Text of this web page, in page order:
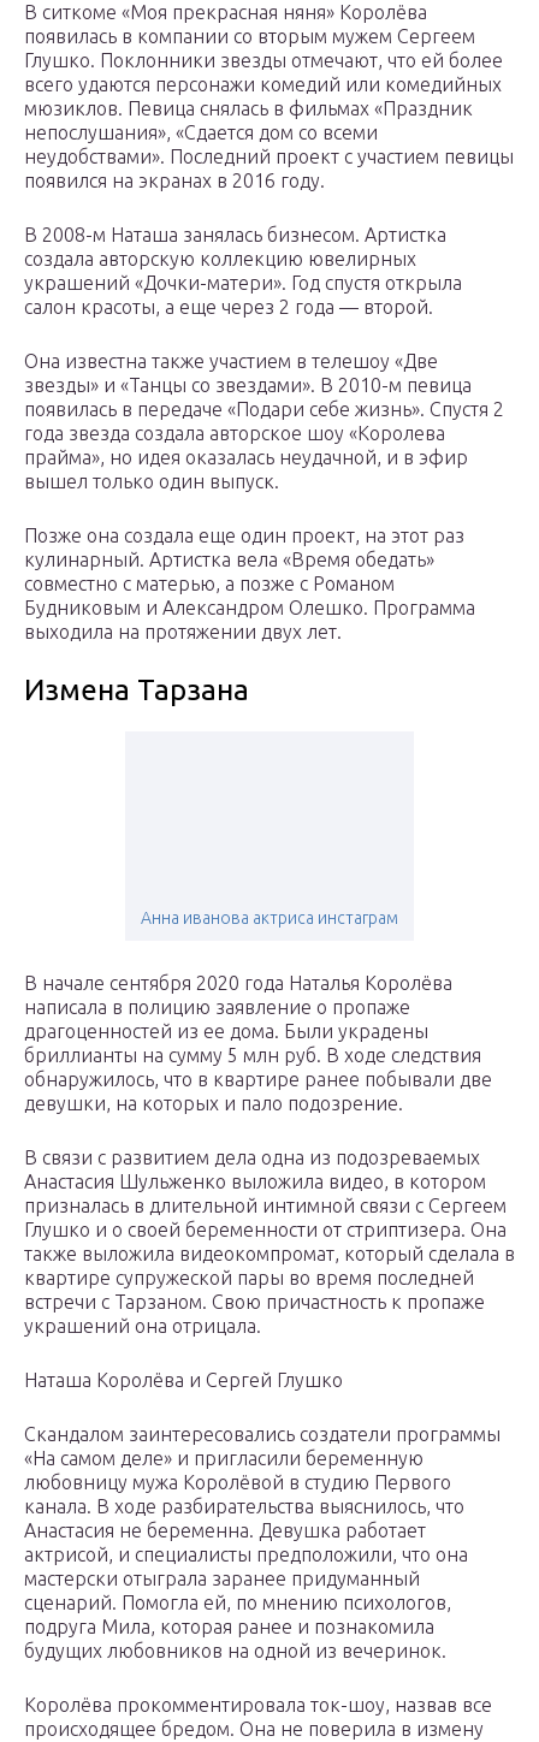
В ситкоме «Моя прекрасная няня» Королёва
появилась в компании со вторым мужем Сергеем
Глушко. Поклонники звезды отмечают, что ей более
всего удаются персонажи комедий или комедийных
мюзиклов. Певица снялась в фильмах «Праздник
непослушания», «Сдается дом со всеми
неудобствами». Последний проект с участием певицы
появился на экранах в 2016 году.
В 2008-м Наташа занялась бизнесом. Артистка
создала авторскую коллекцию ювелирных
украшений «Дочки-матери». Год спустя открыла
салон красоты, а еще через 2 года — второй.
Она известна также участием в телешоу «Две
звезды» и «Танцы со звездами». В 2010-м певица
появилась в передаче «Подари себе жизнь». Спустя 2
года звезда создала авторское шоу «Королева
прайма», но идея оказалась неудачной, и в эфир
вышел только один выпуск.
Позже она создала еще один проект, на этот раз
кулинарный. Артистка вела «Время обедать»
совместно с матерью, а позже с Романом
Будниковым и Александром Олешко. Программа
выходила на протяжении двух лет.
Измена Тарзана
Анна иванова актриса инстаграм
В начале сентября 2020 года Наталья Королёва
написала в полицию заявление о пропаже
драгоценностей из ее дома. Были украдены
бриллианты на сумму 5 млн руб. В ходе следствия
обнаружилось, что в квартире ранее побывали две
девушки, на которых и пало подозрение.
В связи с развитием дела одна из подозреваемых
Анастасия Шульженко выложила видео, в котором
призналась в длительной интимной связи с Сергеем
Глушко и о своей беременности от стриптизера. Она
также выложила видеокомпромат, который сделала в
квартире супружеской пары во время последней
встречи с Тарзаном. Свою причастность к пропаже
украшений она отрицала.
Наташа Королёва и Сергей Глушко
Скандалом заинтересовались создатели программы
«На самом деле» и пригласили беременную
любовницу мужа Королёвой в студию Первого
канала. В ходе разбирательства выяснилось, что
Анастасия не беременна. Девушка работает
актрисой, и специалисты предположили, что она
мастерски отыграла заранее придуманный
сценарий. Помогла ей, по мнению психологов,
подруга Мила, которая ранее и познакомила
будущих любовников на одной из вечеринок.
Королёва прокомментировала ток-шоу, назвав все
происходящее бредом. Она не поверила в измену